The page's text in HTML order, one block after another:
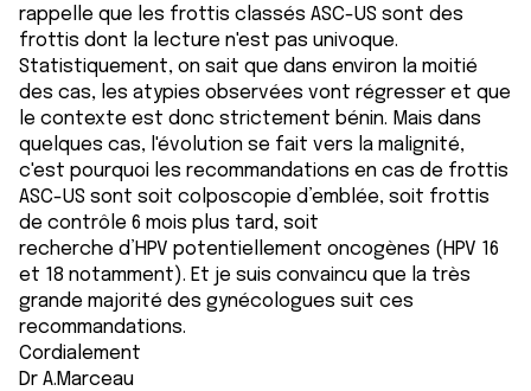
rappelle que les frottis classés ASC-US sont des
frottis dont la lecture n'est pas univoque.
Statistiquement, on sait que dans environ la moitié
des cas, les atypies observées vont régresser et que
le contexte est donc strictement bénin. Mais dans
quelques cas, l'évolution se fait vers la malignité,
c'est pourquoi les recommandations en cas de frottis
ASC-US sont soit colposcopie d’emblée, soit frottis
de contrôle 6 mois plus tard, soit
recherche d’HPV potentiellement oncogènes (HPV 16
et 18 notamment). Et je suis convaincu que la très
grande majorité des gynécologues suit ces
recommandations.
Cordialement
Dr A.Marceau